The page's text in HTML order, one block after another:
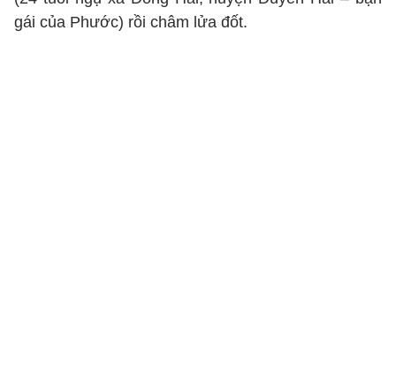
gái của Phước) rồi châm lửa đốt.